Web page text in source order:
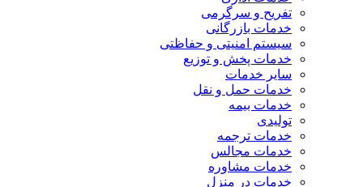
تفریح و سرگرمی
خدمات بازرگانی
سیستم امنیتی و حفاظتی
خدمات پخش و توزیع
سایر خدمات
خدمات حمل و نقل
خدمات بیمه
تولیدی
خدمات ترجمه
خدمات مجالس
خدمات مشاوره
خدمات در منزل